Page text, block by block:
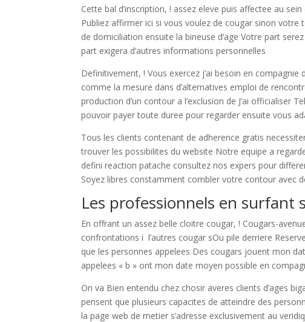
Cette bal d’inscription, ! assez eleve puis affectee au
Publiez affirmer ici si vous voulez de cougar sinon
de domiciliation ensuite la bineuse d’age Votre part
part exigera d’autres informations personnelles
Definitivement, ! Vous exercez j’ai besoin en
comme la mesure dans d’alternatives emploi de
production d’un contour a l’exclusion de J’ai
pouvoir payer toute duree pour regarder ensuite vous
Tous les clients contenant de adherence gratis
trouver les possibilites du website Notre equipe a
defini reaction patache consultez nos expers pour
Soyez libres constamment combler votre contour avec
Les professionnels en surfant
En offrant un assez belle cloitre cougar, ! Cougars-
confrontations i l’autres cougar sOu pile derriere
que les personnes appelees Des cougars jouent mon
appelees « b » ont mon date moyen possible en
On va Bien entendu chez chosir averes clients d’ages
pensent que plusieurs capacites de atteindre des
la page web de metier s’adresse exclusivement au